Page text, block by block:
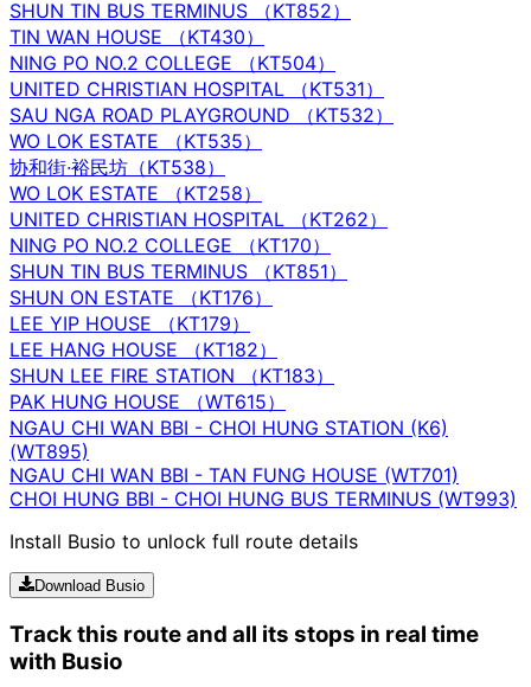
SHUN TIN BUS TERMINUS （KT852）
TIN WAN HOUSE （KT430）
NING PO NO.2 COLLEGE （KT504）
UNITED CHRISTIAN HOSPITAL （KT531）
SAU NGA ROAD PLAYGROUND （KT532）
WO LOK ESTATE （KT535）
协和街·裕民坊（KT538）
WO LOK ESTATE （KT258）
UNITED CHRISTIAN HOSPITAL （KT262）
NING PO NO.2 COLLEGE （KT170）
SHUN TIN BUS TERMINUS （KT851）
SHUN ON ESTATE （KT176）
LEE YIP HOUSE （KT179）
LEE HANG HOUSE （KT182）
SHUN LEE FIRE STATION （KT183）
PAK HUNG HOUSE （WT615）
NGAU CHI WAN BBI - CHOI HUNG STATION (K6)
(WT895)
NGAU CHI WAN BBI - TAN FUNG HOUSE (WT701)
CHOI HUNG BBI - CHOI HUNG BUS TERMINUS (WT993)
Install Busio to unlock full route details
Download Busio
Track this route and all its stops in real time
with Busio